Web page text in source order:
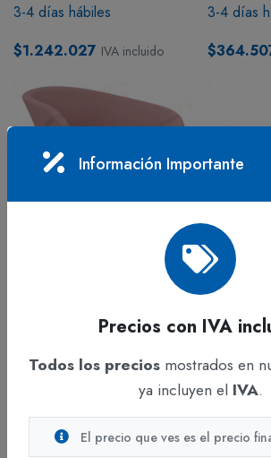
3-4 días hábiles
$1.242.027 IVA incluido
3-4 días
Escritorios y Adicionales
Kore Negro Tapizado 1
Bajo pedido - Disponible en
$1.049.087 IVA incluido
Escritorios
Natural
Bajo
Información Importante
Precios con IVA
Todos los precios mostrados en
ya incluyen el IVA.
El precio que ves es el precio